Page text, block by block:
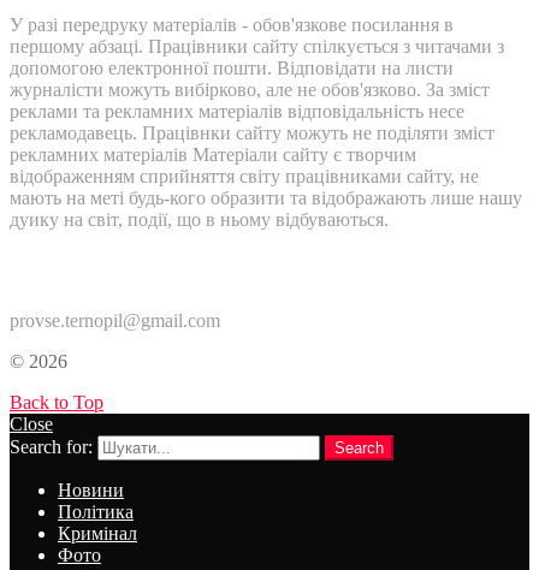
У разі передруку матеріалів - обов'язкове посилання в
першому абзаці. Працівники сайту спілкується з читачами з
допомогою електронної пошти. Відповідати на листи
журналісти можуть вибірково, але не обов'язково. За зміст
реклами та рекламних матеріалів відповідальність несе
рекламодавець. Працівнки сайту можуть не поділяти зміст
рекламних матеріалів Матеріали сайту є творчим
відображенням сприйняття світу працівниками сайту, не
мають на меті будь-кого образити та відображають лише нашу
дуику на світ, події, що в ньому відбуваються.
provse.ternopil@gmail.com
© 2026
Back to Top
Close
Search for:
Search
Новини
Політика
Кримінал
Фото